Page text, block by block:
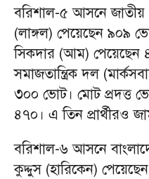
বরিশাল-৫ আসনে জাতীয়
(লাঙ্গল) পেয়েছেন ৯০৯
সিকদার (আম) পেয়েছেন
সমাজতান্ত্রিক দল
৩০০ ভোট। মোট প্রদত্ত
৪৭০। এ তিন প্রার্থীরও
বরিশাল-৬ আসনে
কুদ্দুস (হারিকেন) পেয়েছেন